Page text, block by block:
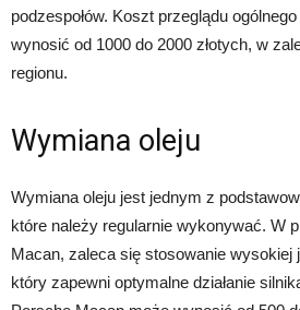
podzespołów. Koszt przeglądu
wynosić od 1000 do 2000 złotych, w
regionu.
Wymiana oleju
Wymiana oleju jest jednym z
które należy regularnie wykonywać. W
Macan, zaleca się stosowanie wysokiej
który zapewni optymalne działanie